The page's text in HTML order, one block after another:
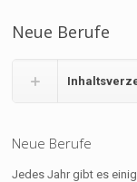
Neue Berufe
Neue Berufe
Jedes Jahr gibt es